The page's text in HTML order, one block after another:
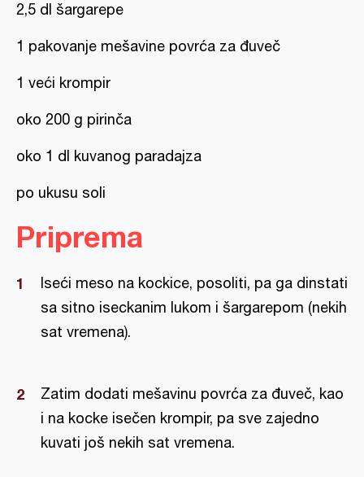
2,5 dl šargarepe
1 pakovanje mešavine povrća za đuveč
1 veći krompir
oko 200 g pirinča
oko 1 dl kuvanog paradajza
po ukusu soli
Priprema
Iseći meso na kockice, posoliti, pa ga dinstati
sa sitno iseckanim lukom i šargarepom (nekih
sat vremena).
Zatim dodati mešavinu povrća za đuveč, kao
i na kocke isečen krompir, pa sve zajedno
kuvati još nekih sat vremena.